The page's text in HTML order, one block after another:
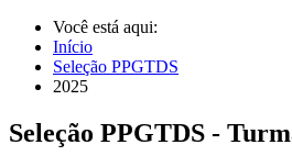
Você está aqui:
Início
Seleção PPGTDS
2025
Seleção PPGTDS -